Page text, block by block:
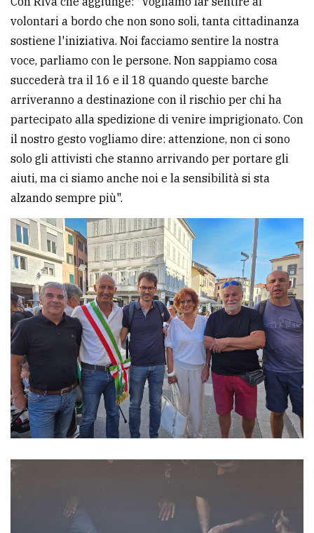
volontari a bordo che non sono soli, tanta cittadinanza
sostiene l'iniziativa. Noi facciamo sentire la nostra
voce, parliamo con le persone. Non sappiamo cosa
succederà tra il 16 e il 18 quando queste barche
arriveranno a destinazione con il rischio per chi ha
partecipato alla spedizione di venire imprigionato. Con
il nostro gesto vogliamo dire: attenzione, non ci sono
solo gli attivisti che stanno arrivando per portare gli
aiuti, ma ci siamo anche noi e la sensibilità si sta
alzando sempre più".